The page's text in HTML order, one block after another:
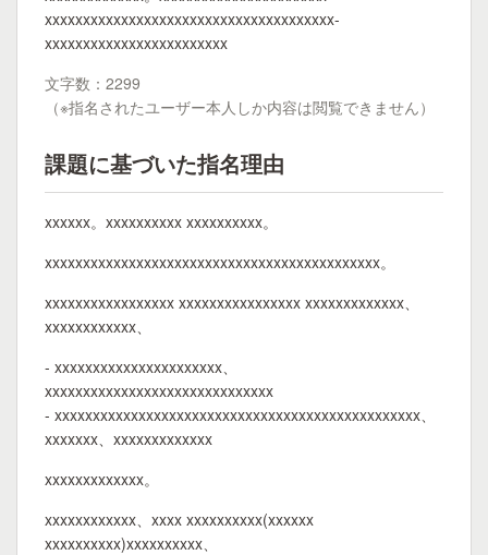
xxxxxxxxxxxxxxxxxxxxxxxxxxxxxxxxxxxxxx-
xxxxxxxxxxxxxxxxxxxxxxxx
文字数：2299
（※指名されたユーザー本人しか内容は閲覧できません）
課題に基づいた指名理由
xxxxxx。xxxxxxxxxx xxxxxxxxxx。
xxxxxxxxxxxxxxxxxxxxxxxxxxxxxxxxxxxxxxxxxxxx。
xxxxxxxxxxxxxxxxx xxxxxxxxxxxxxxxx xxxxxxxxxxxxx、
xxxxxxxxxxxx、
- xxxxxxxxxxxxxxxxxxxxxx、
xxxxxxxxxxxxxxxxxxxxxxxxxxxxxx
- xxxxxxxxxxxxxxxxxxxxxxxxxxxxxxxxxxxxxxxxxxxxxxxx、
xxxxxxx、xxxxxxxxxxxxx
xxxxxxxxxxxxx。
xxxxxxxxxxxx、xxxx xxxxxxxxxx(xxxxxx
xxxxxxxxxx)xxxxxxxxxx、